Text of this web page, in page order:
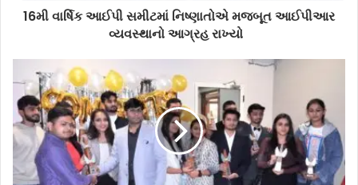
16મી વાર્ષિક આઈપી સમીટમાં નિષ્ણાતોએ મજબૂત આઈપીઆર
વ્યવસ્થાનો આગ્રહ રાખ્યો